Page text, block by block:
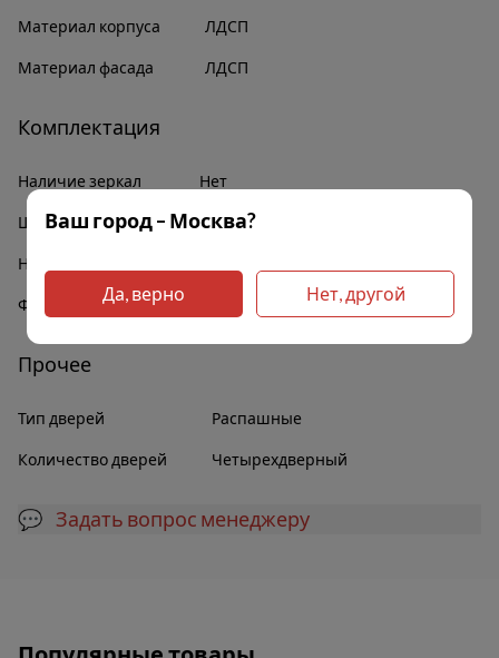
Материал корпуса ЛДСП
Материал фасада ЛДСП
Комплектация
Наличие зеркал Нет
Штанга для белья Да
Наличие полок
Фурнитура
Прочее
Тип дверей Распашные
Количество дверей Четырехдверный
💬 Задать вопрос менеджеру
Ваш город – Москва?
Да, верно Нет, другой